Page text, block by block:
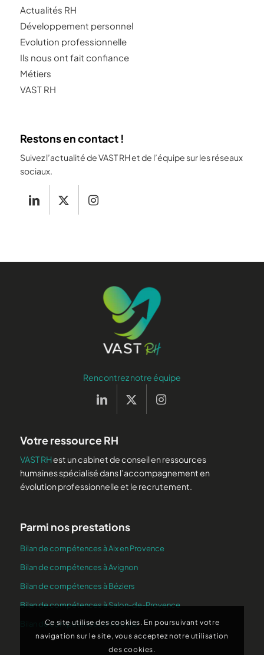
Actualités RH
Développement personnel
Evolution professionnelle
Ils nous ont fait confiance
Métiers
VAST RH
Restons en contact !
Suivez l’actualité de VAST RH et de l’équipe sur les réseaux
sociaux.
Rencontrez notre équipe
Votre ressource RH
VAST RHest un cabinet de conseil en ressources
humaines spécialisé dans l’accompagnement en
évolution professionnelle et le recrutement.
Parmi nos prestations
Bilan de compétences à Aix en Provence
Bilan de compétences à Avignon
Bilan de compétences à Béziers
Bilan de compétences à Salon-de-Provence
Bilan de compétences à Vitrolles
Ce site utilise des cookies. En poursuivant votre
navigation sur le site, vous acceptez notre utilisation
des cookies.